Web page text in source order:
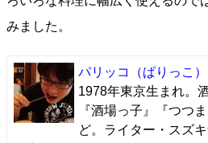
みました。
パリッコ
（ぱりっこ）
1978年東京生まれ。
『酒場っ子』『つつ
ど。ライター・スズ